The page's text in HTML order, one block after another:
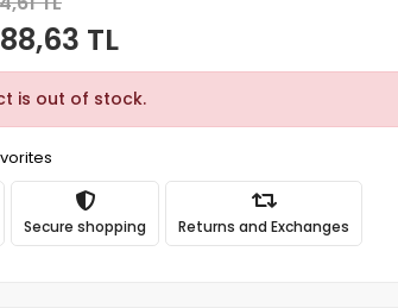
TL
is out of stock.
Secure shopping Returns and Exchanges